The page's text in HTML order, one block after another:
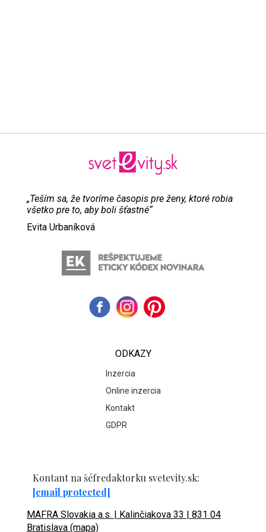
„Teším sa, že tvoríme časopis pre ženy, ktoré robia
všetko pre to, aby boli šťastné“
Evita Urbaníková
ODKAZY
Inzercia
Online inzercia
Kontakt
GDPR
Kontant na šéfredaktorku svetevity.sk:
[email protected]
MAFRA Slovakia a.s. | Kalinčiakova 33 | 831 04
Bratislava (mapa)